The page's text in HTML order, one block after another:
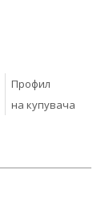
Профил
на купувача